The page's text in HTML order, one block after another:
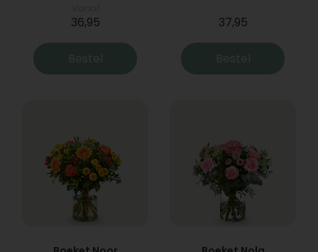
36,95
Bestel
37,95
Bestel